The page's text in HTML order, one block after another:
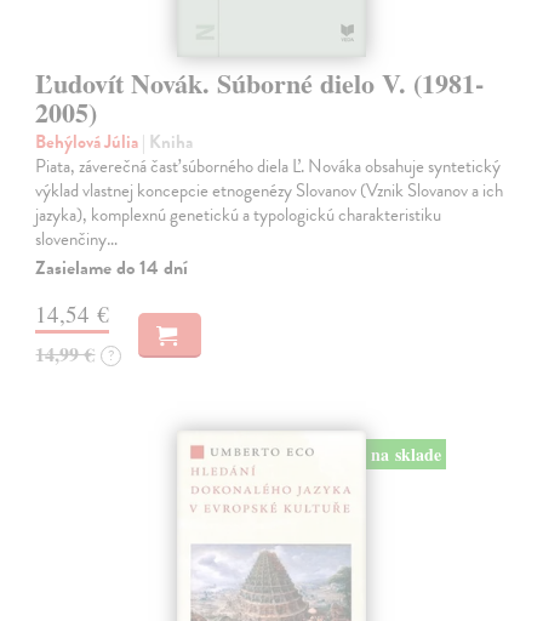
Ľudovít Novák. Súborné dielo V. (1981-
2005)
Behýlová Júlia| Kniha
Piata, záverečná časť súborného diela Ľ. Nováka obsahuje syntetický
výklad vlastnej koncepcie etnogenézy Slovanov (Vznik Slovanov a ich
jazyka), komplexnú genetickú a typologickú charakteristiku
slovenčiny…
Zasielame do 14 dní
14,54 €
14,99 € ?
na sklade